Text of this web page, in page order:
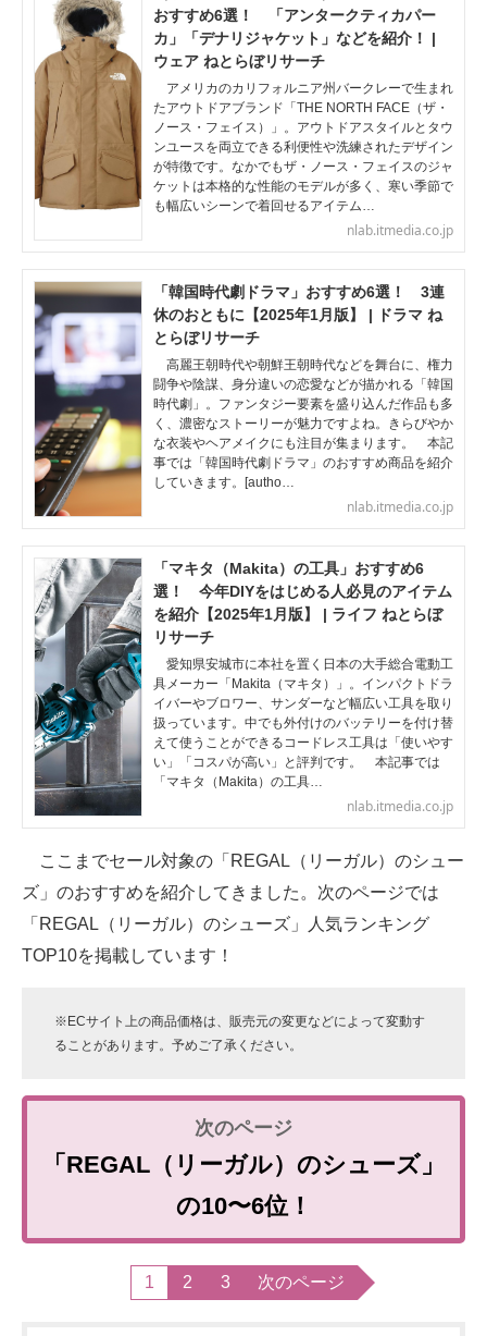
おすすめ6選！ 「アンタークティカパー
カ」「デナリジャケット」などを紹介！ |
ウェア ねとらぼリサーチ
アメリカのカリフォルニア州バークレーで生まれ
たアウトドアブランド「THE NORTH FACE（ザ・
ノース・フェイス）」。アウトドアスタイルとタウ
ンユースを両立できる利便性や洗練されたデザイン
が特徴です。なかでもザ・ノース・フェイスのジャ
ケットは本格的な性能のモデルが多く、寒い季節で
も幅広いシーンで着回せるアイテム…
nlab.itmedia.co.jp
「韓国時代劇ドラマ」おすすめ6選！ 3連
休のおともに【2025年1月版】 | ドラマ ね
とらぼリサーチ
高麗王朝時代や朝鮮王朝時代などを舞台に、権力
闘争や陰謀、身分違いの恋愛などが描かれる「韓国
時代劇」。ファンタジー要素を盛り込んだ作品も多
く、濃密なストーリーが魅力ですよね。きらびやか
な衣装やヘアメイクにも注目が集まります。 本記
事では「韓国時代劇ドラマ」のおすすめ商品を紹介
していきます。[autho…
nlab.itmedia.co.jp
「マキタ（Makita）の工具」おすすめ6
選！ 今年DIYをはじめる人必見のアイテム
を紹介【2025年1月版】 | ライフ ねとらぼ
リサーチ
愛知県安城市に本社を置く日本の大手総合電動工
具メーカー「Makita（マキタ）」。インパクトドラ
イバーやブロワー、サンダーなど幅広い工具を取り
扱っています。中でも外付けのバッテリーを付け替
えて使うことができるコードレス工具は「使いやす
い」「コスパが高い」と評判です。 本記事では
「マキタ（Makita）の工具…
nlab.itmedia.co.jp
ここまでセール対象の「REGAL（リーガル）のシュー
ズ」のおすすめを紹介してきました。次のページでは
「REGAL（リーガル）のシューズ」人気ランキング
TOP10を掲載しています！
※ECサイト上の商品価格は、販売元の変更などによって変動す
ることがあります。予めご了承ください。
「REGAL（リーガル）のシューズ」
の10〜6位！
1 2 3 次のページ